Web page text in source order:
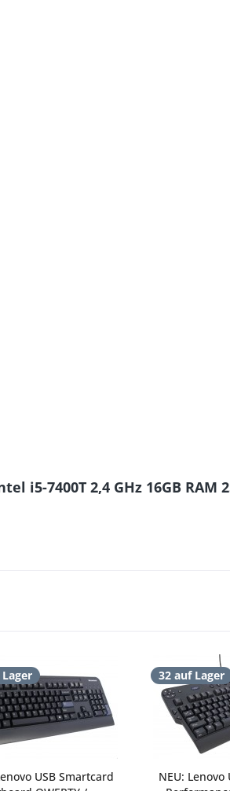
7400T 2,4 GHz 16GB RAM
USB Smartcard
32 auf Lager
NEU: Lenovo